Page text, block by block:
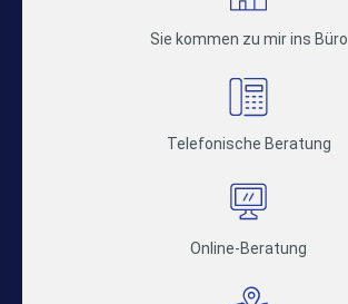
Sie kommen zu mir ins Büro
Telefonische Beratung
Online-Beratung